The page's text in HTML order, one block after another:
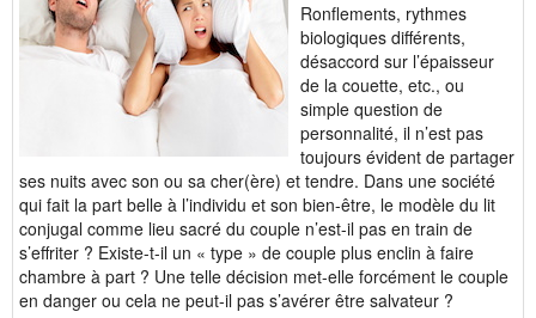
Ronflements, rythmes
biologiques différents,
désaccord sur l’épaisseur
de la couette, etc., ou
simple question de
personnalité, il n’est pas
toujours évident de partager
ses nuits avec son ou sa cher(ère) et tendre. Dans une société
qui fait la part belle à l’individu et son bien-être, le modèle du lit
conjugal comme lieu sacré du couple n’est-il pas en train de
s’effriter ? Existe-t-il un « type » de couple plus enclin à faire
chambre à part ? Une telle décision met-elle forcément le couple
en danger ou cela ne peut-il pas s’avérer être salvateur ?